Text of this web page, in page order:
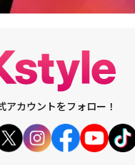
アカウントをフォロー！